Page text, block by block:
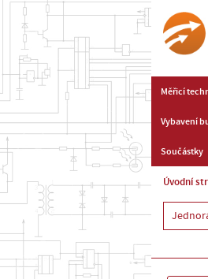
Měřicí
Vybavení
Součástky
Úvodní